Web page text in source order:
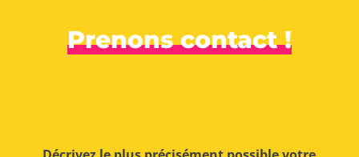
Prenons contact !